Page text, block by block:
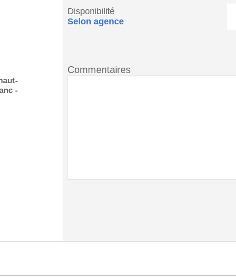
-
Disponibilité
Selon agence
Commentaires